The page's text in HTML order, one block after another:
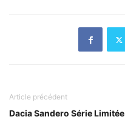
Article précédent
Dacia Sandero Série Limitée